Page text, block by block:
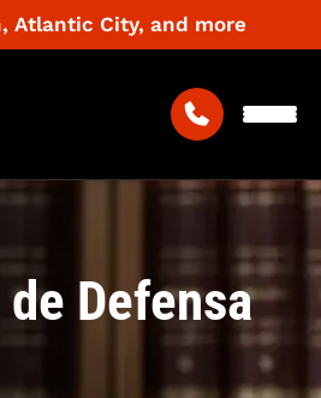
Atlantic City, and more
Defensa